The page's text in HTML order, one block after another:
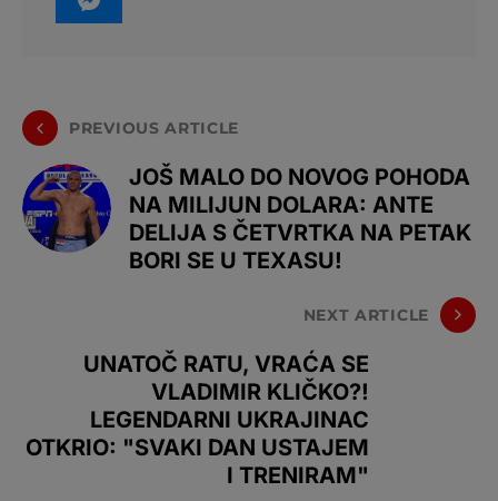
PREVIOUS ARTICLE
JOŠ MALO DO NOVOG POHODA
NA MILIJUN DOLARA: ANTE
DELIJA S ČETVRTKA NA PETAK
BORI SE U TEXASU!
NEXT ARTICLE
UNATOČ RATU, VRAĆA SE
VLADIMIR KLIČKO?!
LEGENDARNI UKRAJINAC
OTKRIO: "SVAKI DAN USTAJEM
I TRENIRAM"